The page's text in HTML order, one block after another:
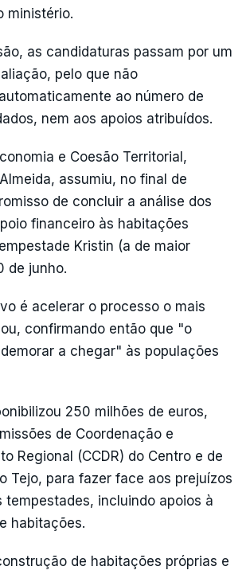
ministério.
as candidaturas passam por um
pelo que não
ao número de
nem aos apoios atribuídos.
e Coesão Territorial,
assumiu, no final de
de concluir a análise dos
financeiro às habitações
Kristin (a de maior
de junho.
é acelerar o processo o mais
confirmando então que "o
a chegar" às populações
250 milhões de euros,
de Coordenação e
Regional (CCDR) do Centro e de
Tejo, para fazer face aos prejuízos
tempestades, incluindo apoios à
habitações.
de habitações próprias e